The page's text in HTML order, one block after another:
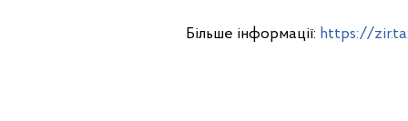
Більше інформації: https://